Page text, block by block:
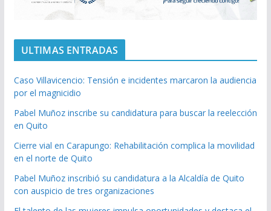
ULTIMAS ENTRADAS
Caso Villavicencio: Tensión e incidentes marcaron la audiencia
por el magnicidio
Pabel Muñoz inscribe su candidatura para buscar la reelección
en Quito
Cierre vial en Carapungo: Rehabilitación complica la movilidad
en el norte de Quito
Pabel Muñoz inscribió su candidatura a la Alcaldía de Quito
con auspicio de tres organizaciones